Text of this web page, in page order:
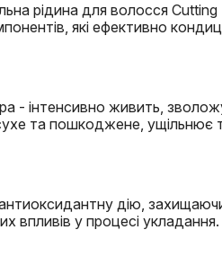
рідина для волосся Cutting
які ефективно
- інтенсивно живить,
та пошкоджене, ущільнює
дію,
впливів у процесі укладання.